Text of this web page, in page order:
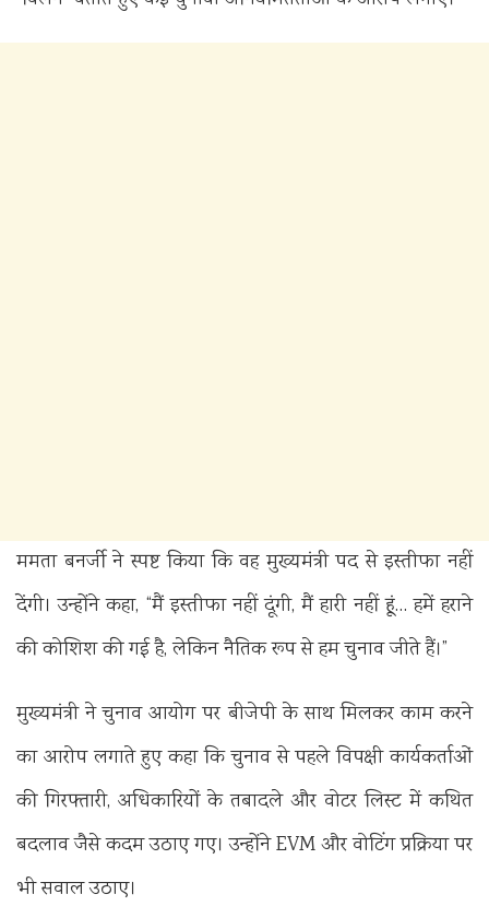
ममता बनर्जी ने स्पष्ट किया कि वह मुख्यमंत्री पद से इस्तीफा नहीं
देंगी। उन्होंने कहा, “मैं इस्तीफा नहीं दूंगी, मैं हारी नहीं हूं… हमें हराने
की कोशिश की गई है, लेकिन नैतिक रूप से हम चुनाव जीते हैं।”
मुख्यमंत्री ने चुनाव आयोग पर बीजेपी के साथ मिलकर काम करने
का आरोप लगाते हुए कहा कि चुनाव से पहले विपक्षी कार्यकर्ताओं
की गिरफ्तारी, अधिकारियों के तबादले और वोटर लिस्ट में कथित
बदलाव जैसे कदम उठाए गए। उन्होंने EVM और वोटिंग प्रक्रिया पर
भी सवाल उठाए।